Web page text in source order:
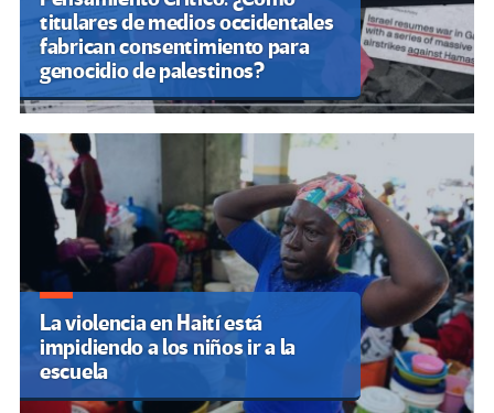
titulares de medios occidentales
fabrican consentimiento para
genocidio de palestinos?
La violencia en Haití está
impidiendo a los niños ir a la
escuela